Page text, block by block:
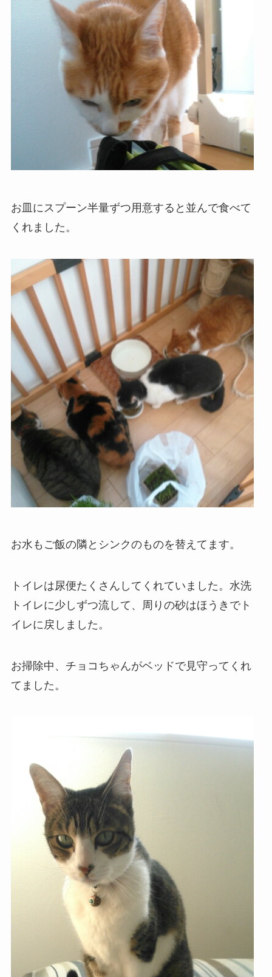
お皿にスプーン半量ずつ用意すると並んで食べて
くれました。
お水もご飯の隣とシンクのものを替えてます。
トイレは尿便たくさんしてくれていました。水洗
トイレに少しずつ流して、周りの砂はほうきでト
イレに戻しました。
お掃除中、チョコちゃんがベッドで見守ってくれ
てました。